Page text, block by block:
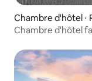
Chambre d'hôtel ⋅
Chambre d'hôtel